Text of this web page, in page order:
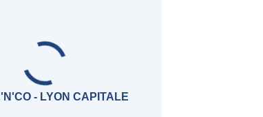
- LYON CAPITALE